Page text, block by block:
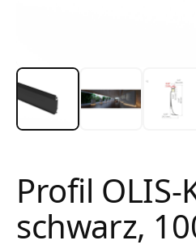
Profil
schwarz,